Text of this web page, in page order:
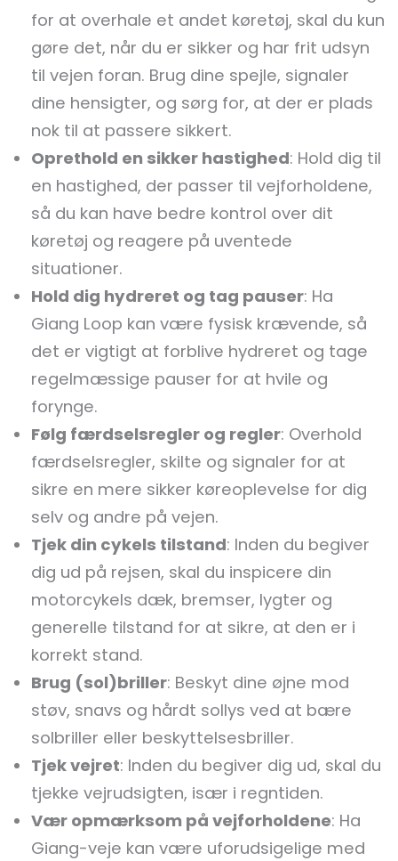
for at overhale et andet køretøj, skal du kun
gøre det, når du er sikker og har frit udsyn
til vejen foran. Brug dine spejle, signaler
dine hensigter, og sørg for, at der er plads
nok til at passere sikkert.
Oprethold en sikker hastighed: Hold dig til
en hastighed, der passer til vejforholdene,
så du kan have bedre kontrol over dit
køretøj og reagere på uventede
situationer.
Hold dig hydreret og tag pauser: Ha
Giang Loop kan være fysisk krævende, så
det er vigtigt at forblive hydreret og tage
regelmæssige pauser for at hvile og
forynge.
Følg færdselsregler og regler: Overhold
færdselsregler, skilte og signaler for at
sikre en mere sikker køreoplevelse for dig
selv og andre på vejen.
Tjek din cykels tilstand: Inden du begiver
dig ud på rejsen, skal du inspicere din
motorcykels dæk, bremser, lygter og
generelle tilstand for at sikre, at den er i
korrekt stand.
Brug (sol)briller: Beskyt dine øjne mod
støv, snavs og hårdt sollys ved at bære
solbriller eller beskyttelsesbriller.
Tjek vejret: Inden du begiver dig ud, skal du
tjekke vejrudsigten, især i regntiden.
Vær opmærksom på vejforholdene: Ha
Giang-veje kan være uforudsigelige med